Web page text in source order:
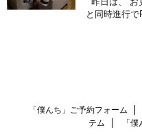
と同時進行で
「僕んち」ご予約フォーム
テム
「